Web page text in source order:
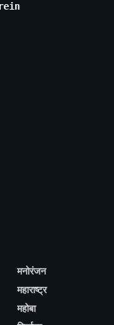
मनोरंजन
महाराष्ट्र
महोबा